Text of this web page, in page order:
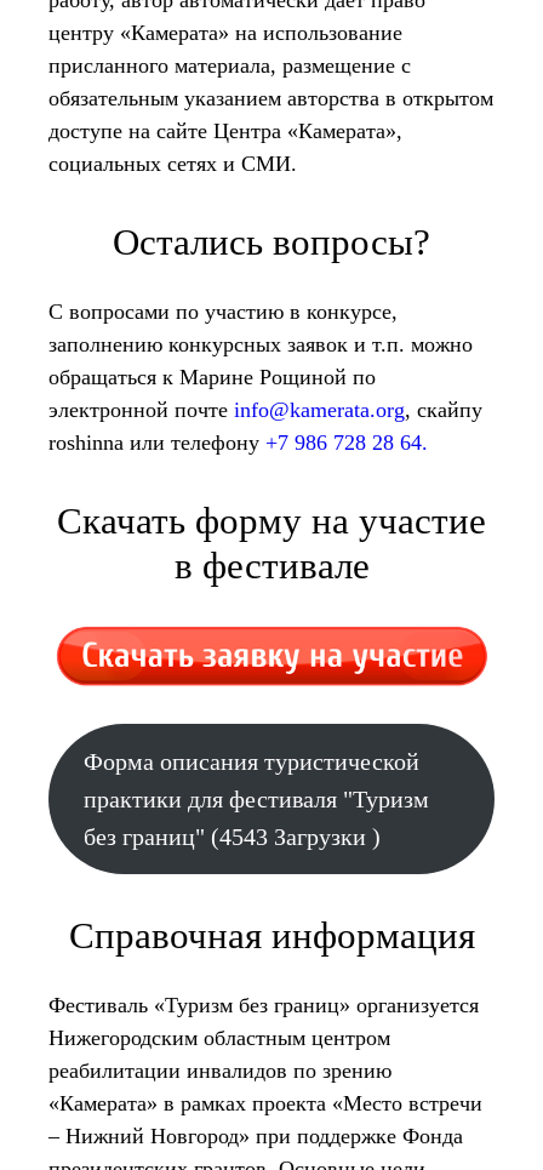
центру «Камерата» на использование
присланного материала, размещение с
обязательным указанием авторства в открытом
доступе на сайте Центра «Камерата»,
социальных сетях и СМИ.
Остались вопросы?
С вопросами по участию в конкурсе,
заполнению конкурсных заявок и т.п. можно
обращаться к Марине Рощиной по
электронной почте info@kamerata.org, скайпу
roshinna или телефону +7 986 728 28 64.
Скачать форму на участие
в фестивале
Форма описания туристической
практики для фестиваля "Туризм
без границ" (4543 Загрузки )
Справочная информация
Фестиваль «Туризм без границ» организуется
Нижегородским областным центром
реабилитации инвалидов по зрению
«Камерата» в рамках проекта «Место встречи
– Нижний Новгород» при поддержке Фонда